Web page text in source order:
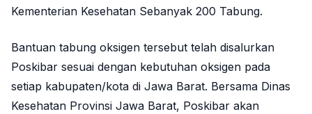
Kementerian Kesehatan Sebanyak 200 Tabung.
Bantuan tabung oksigen tersebut telah disalurkan
Poskibar sesuai dengan kebutuhan oksigen pada
setiap kabupaten/kota di Jawa Barat. Bersama Dinas
Kesehatan Provinsi Jawa Barat, Poskibar akan